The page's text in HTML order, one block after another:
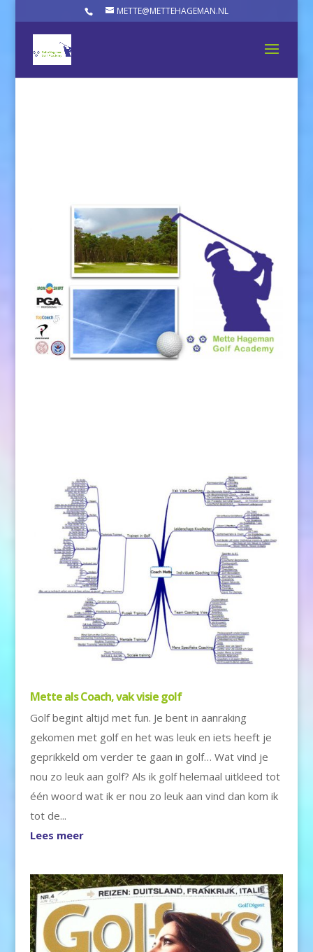
METTE@METTEHAGEMAN.NL
Mette als Coach, vak visie golf
Golf begint altijd met fun. Je bent in aanraking
gekomen met golf en het was leuk en iets heeft je
geprikkeld om verder te gaan in golf… Wat vind je
nou zo leuk aan golf? Als ik golf helemaal uitkleed tot
één woord wat ik er nou zo leuk aan vind dan kom ik
tot de...
Lees meer